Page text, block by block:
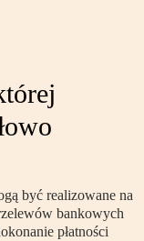
być realizowane na
bankowych
płatności